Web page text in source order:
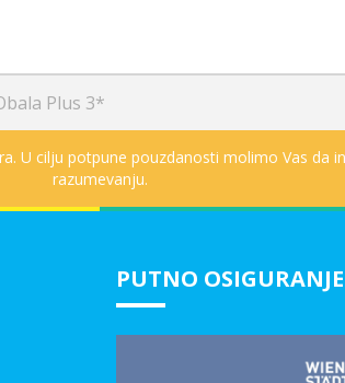
Plus 3*
U cilju potpune pouzdanosti molimo Vas da
razumevanju.
PUTNO OSIGURANJE